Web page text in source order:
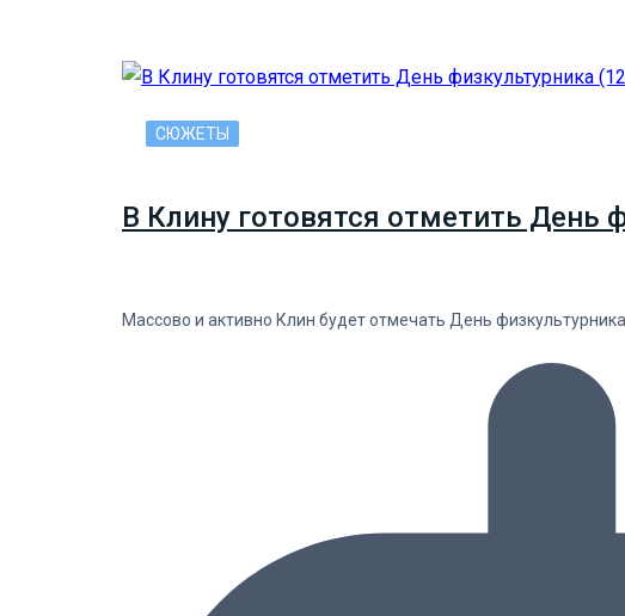
СЮЖЕТЫ
В Клину готовятся отметить День
Массово и активно Клин будет отмечать День